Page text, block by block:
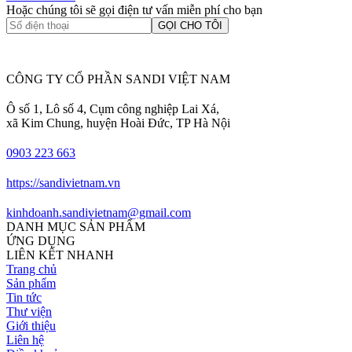
Hoặc chúng tôi sẽ gọi điện tư vấn miễn phí cho bạn
GỌI CHO TÔI
CÔNG TY CỔ PHẦN SANDI VIỆT NAM
Ô số 1, Lô số 4, Cụm công nghiệp Lai Xá,
xã Kim Chung, huyện Hoài Đức, TP Hà Nội
0903 223 663
https://sandivietnam.vn
kinhdoanh.sandivietnam@gmail.com
DANH MỤC SẢN PHẨM
ỨNG DỤNG
LIÊN KẾT NHANH
Trang chủ
Sản phẩm
Tin tức
Thư viện
Giới thiệu
Liên hệ